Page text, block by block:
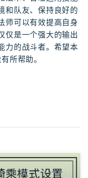
和队友、保持良好的
师可以有效提高自身
仅是一个强大的输出
力的战斗者。希望本
所帮助。